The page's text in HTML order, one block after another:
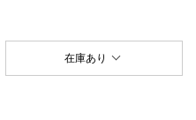
在庫あり